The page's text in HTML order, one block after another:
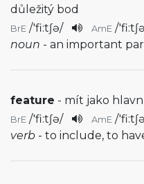
důležitý bod
BrE /'fi:tʃə/ AmE /
noun - an important
feature - mít jako
BrE /'fi:tʃə/ AmE /
verb - to include, to